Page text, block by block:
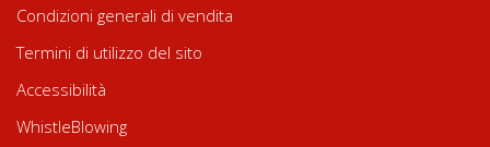
Condizioni generali di vendita
Termini di utilizzo del sito
Accessibilità
WhistleBlowing